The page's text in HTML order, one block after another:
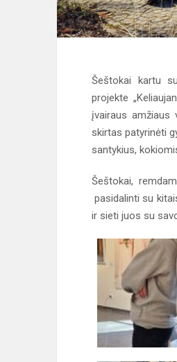
Šeštokai kartu
projekte
įvairaus amžiaus
skirtas patyrinėti
santykius,
Šeštokai,
pasidalinti su
ir sieti juos su